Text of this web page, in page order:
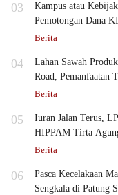
03
Kampus atau
Pemotongan Dana
Berita
04
Lahan Sawah
Road, Pemanfaatan
Berita
05
Iuran Jalan Terus,
HIPPAM Tirta
Berita
06
Pasca Kecelakaan
Sengkala di Patung